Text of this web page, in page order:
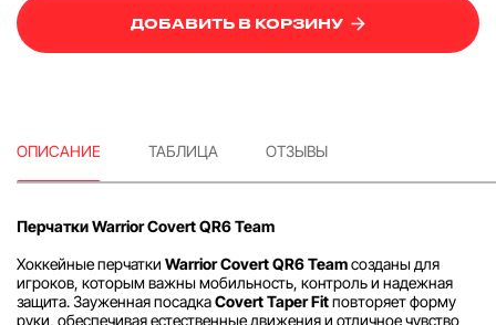
ДОБАВИТЬ В КОРЗИНУ
ОПИСАНИЕ ТАБЛИЦА ОТЗЫВЫ
Перчатки Warrior Covert QR6 Team
Хоккейные перчатки Warrior Covert QR6 Teamсозданы для
игроков, которым важны мобильность, контроль и надежная
защита. Зауженная посадкаCovert Taper Fitповторяет форму
руки, обеспечивая естественные движения и отличное чувство